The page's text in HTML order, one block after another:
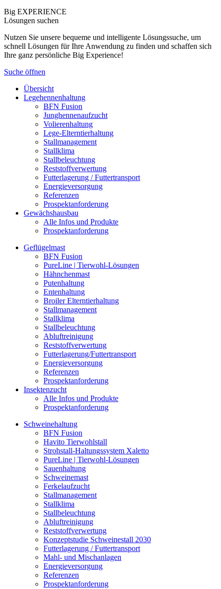
Big EXPERIENCE
Lösungen suchen
Nutzen Sie unsere bequeme und intelligente Lösungssuche, um
schnell Lösungen für Ihre Anwendung zu finden und schaffen sich
Ihre ganz persönliche Big Experience!
Suche öffnen
Übersicht
Legehennenhaltung
BFN Fusion
Junghennenaufzucht
Volierenhaltung
Lege-Elterntierhaltung
Stallmanagement
Stallklima
Stallbeleuchtung
Reststoffverwertung
Futterlagerung / Futtertransport
Energieversorgung
Referenzen
Prospektanforderung
Gewächshausbau
Alle Infos und Produkte
Prospektanforderung
Geflügelmast
BFN Fusion
PureLine | Tierwohl-Lösungen
Hähnchenmast
Putenhaltung
Entenhaltung
Broiler Elterntierhaltung
Stallmanagement
Stallklima
Stallbeleuchtung
Abluftreinigung
Reststoffverwertung
Futterlagerung/Futtertransport
Energieversorgung
Referenzen
Prospektanforderung
Insektenzucht
Alle Infos und Produkte
Prospektanforderung
Schweinehaltung
BFN Fusion
Havito Tierwohlstall
Strohstall-Haltungssystem Xaletto
PureLine | Tierwohl-Lösungen
Sauenhaltung
Schweinemast
Ferkelaufzucht
Stallmanagement
Stallklima
Stallbeleuchtung
Abluftreinigung
Reststoffverwertung
Konzeptstudie Schweinestall 2030
Futterlagerung / Futtertransport
Mahl- und Mischanlagen
Energieversorgung
Referenzen
Prospektanforderung